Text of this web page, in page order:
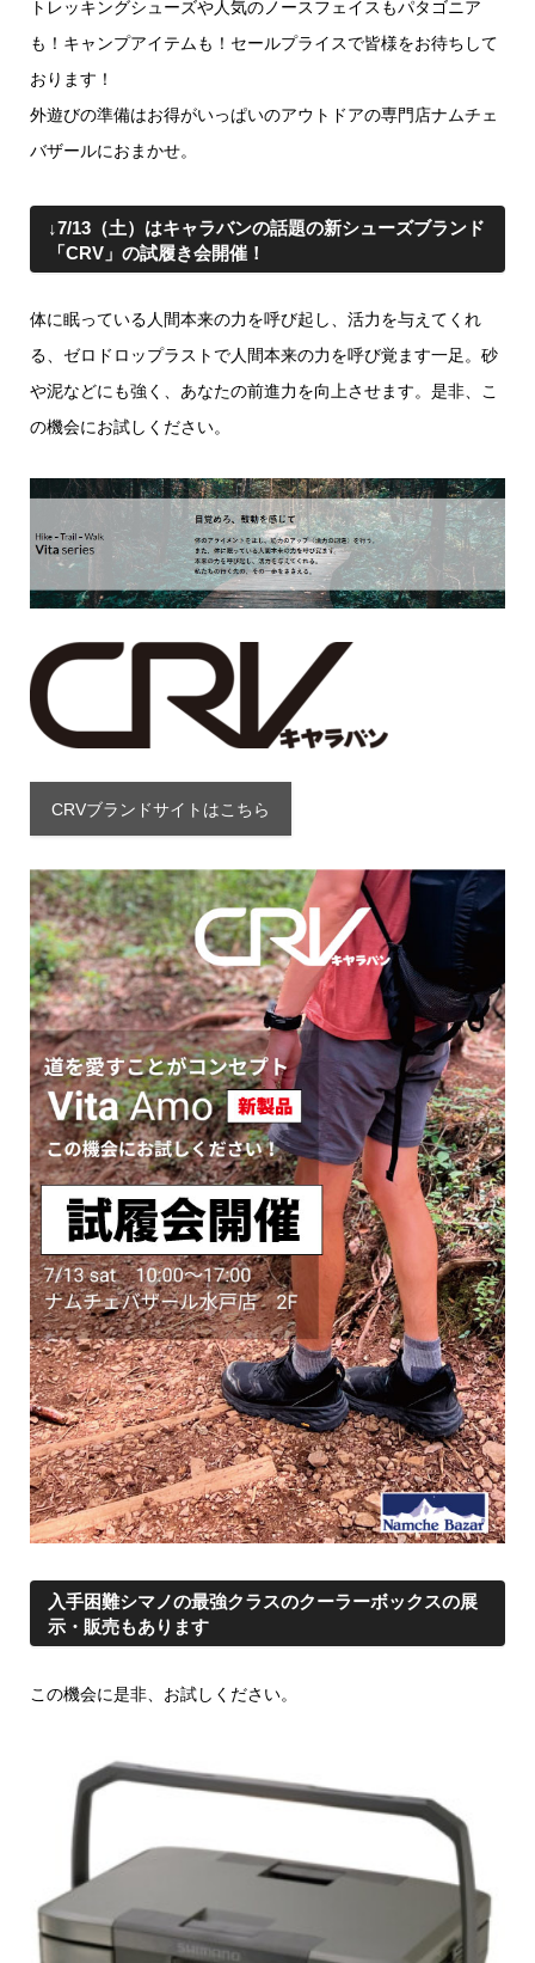
トレッキングシューズや人気のノースフェイスもパタゴニア
も！ キャンプアイテムも！ セールプライスで皆様をお待ちして
おります！
外遊びの準備はお得がいっぱいのアウトドアの専門店ナムチェ
バザールにおまかせ。
↓7/13（土）はキャラバンの話題の新シューズブランド
「CRV」の試履き会開催！
体に眠っている人間本来の力を呼び起し、活力を与えてくれ
る、ゼロドロップラストで人間本来の力を呼び覚ます一足。砂
や泥などにも強く、あなたの前進力を向上させます。是非、こ
の機会にお試しください。
CRVブランドサイトはこちら
入手困難シマノの最強クラスのクーラーボックスの展
示・販売もあります
この機会に是非、お試しください。